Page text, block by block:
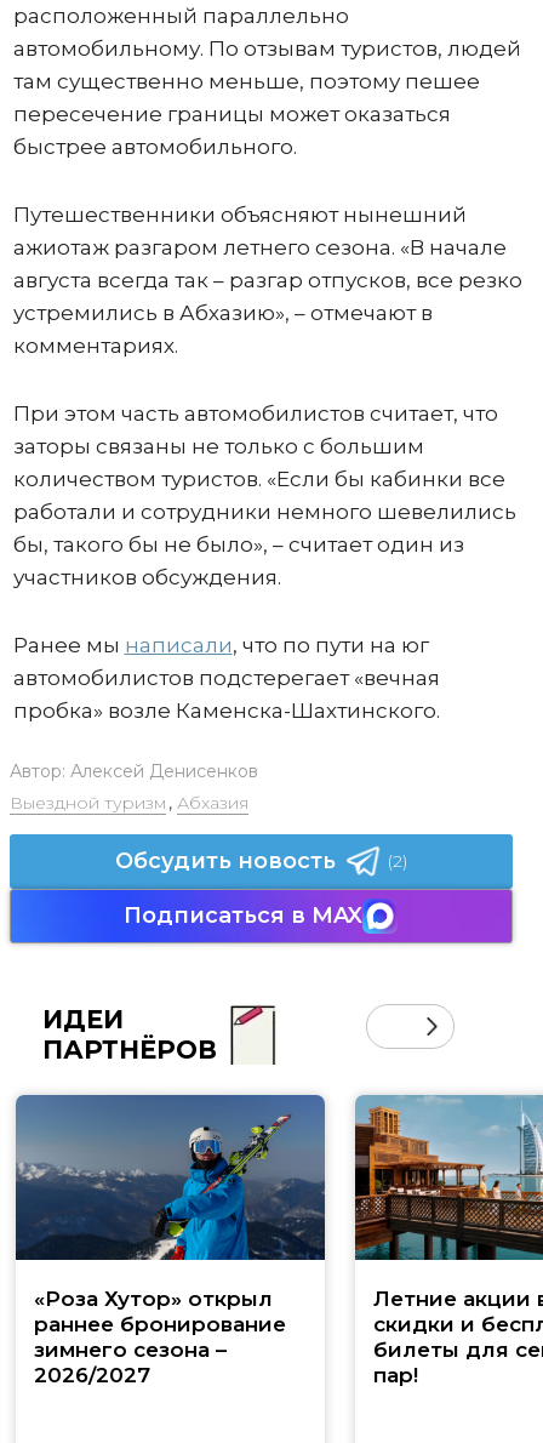
расположенный параллельно
автомобильному. По отзывам туристов, людей
там существенно меньше, поэтому пешее
пересечение границы может оказаться
быстрее автомобильного.
Путешественники объясняют нынешний
ажиотаж разгаром летнего сезона. «В начале
августа всегда так – разгар отпусков, все резко
устремились в Абхазию», – отмечают в
комментариях.
При этом часть автомобилистов считает, что
заторы связаны не только с большим
количеством туристов. «Если бы кабинки все
работали и сотрудники немного шевелились
бы, такого бы не было», – считает один из
участников обсуждения.
Ранее мы написали, что по пути на юг
автомобилистов подстерегает «вечная
пробка» возле Каменска-Шахтинского.
Автор: Алексей Денисенков
Выездной туризм , Абхазия
Обсудить новость (2)
Подписаться в MAX
ИДЕИ
ПАРТНЁРОВ
«Роза Хутор» открыл
раннее бронирование
зимнего сезона –
2026/2027
Летние акции
скидки и
билеты для
пар!